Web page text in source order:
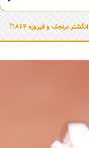
انگشتر درنجف و فیروزه T1864